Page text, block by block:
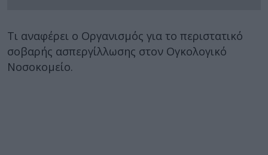
Τι αναφέρει ο Οργανισμός για το περιστατικό
σοβαρής ασπεργίλλωσης στον Ογκολογικό
Νοσοκομείο.